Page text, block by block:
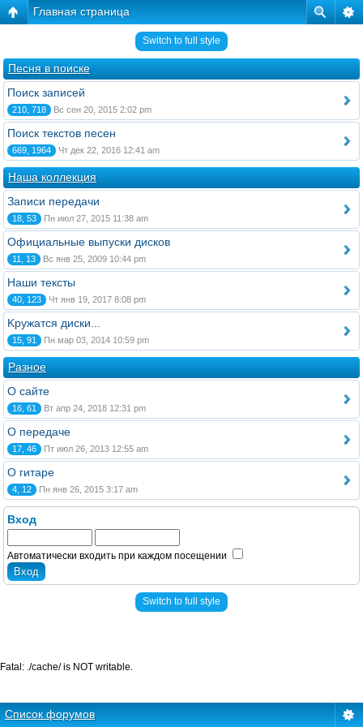
Главная страница
Switch to full style
Песня в поиске
Поиск записей
210, 718 Вс сен 20, 2015 2:02 pm
Поиск текстов песен
669, 1964 Чт дек 22, 2016 12:41 am
Наша коллекция
Записи передачи
18, 53 Пн июл 27, 2015 11:38 am
Официальные выпуски дисков
11, 13 Вс янв 25, 2009 10:44 pm
Наши тексты
40, 123 Чт янв 19, 2017 8:08 pm
Kружатся диски...
15, 91 Пн мар 03, 2014 10:59 pm
Разное
О сайте
16, 61 Вт апр 24, 2018 12:31 pm
О передаче
17, 46 Пт июл 26, 2013 12:55 am
О гитаре
4, 12 Пн янв 26, 2015 3:17 am
Вход
Автоматически входить при каждом посещении
Switch to full style
Список форумов
Fatal: ./cache/ is NOT writable.